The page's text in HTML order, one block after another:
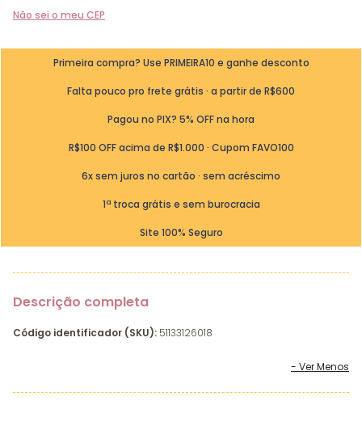
Não sei o meu CEP
Primeira compra? Use PRIMEIRA10 e ganhe desconto
Falta pouco pro frete grátis · a partir de R$600
Pagou no PIX? 5% OFF na hora
R$100 OFF acima de R$1.000 · Cupom FAVO100
6x sem juros no cartão · sem acréscimo
1ª troca grátis e sem burocracia
Site 100% Seguro
Descrição completa
Código identificador (SKU): 51133126018